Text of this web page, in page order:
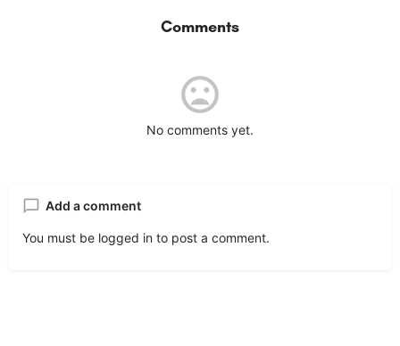
Comments
No comments yet.
Add a comment
You must be logged in to post a comment.